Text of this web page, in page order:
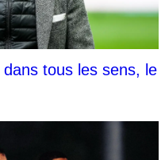
tous les sens, le